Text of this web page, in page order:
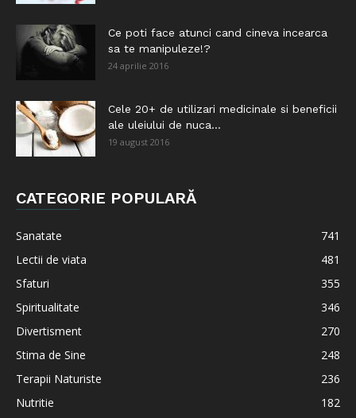
Ce poti face atunci cand cineva incearca
sa te manipuleze!?
24 aprilie 2016
Cele 20+ de utilizari medicinale si beneficii
ale uleiului de nuca...
19 august 2016
CATEGORIE POPULARĂ
Sanatate
741
Lectii de viata
481
Sfaturi
355
Spiritualitate
346
Divertisment
270
Stima de Sine
248
Terapii Naturiste
236
Nutritie
182